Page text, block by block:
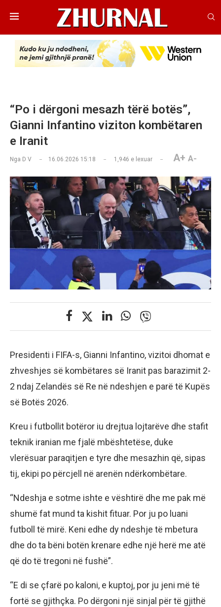
“Po i dërgoni mesazh tërë botës”,
Gianni Infantino viziton kombëtaren
e Iranit
Nga D V 16.06.2026 15:18 1,946 e lexuar A+ A-
Presidenti i FIFA-s, Gianni Infantino, vizitoi dhomat e
zhveshjes së kombëtares së Iranit pas barazimit 2-
2 ndaj Zelandës së Re në ndeshjen e parë të Kupës
së Botës 2026.
Kreu i futbollit botëror iu drejtua lojtarëve dhe stafit
teknik iranian me fjalë mbështetëse, duke
vlerësuar paraqitjen e tyre dhe mesazhin që, sipas
tij, ekipi po përcjell në arenën ndërkombëtare.
“Ndeshja e sotme ishte e vështirë dhe me pak më
shumë fat mund ta kishit fituar. Por ju po luani
futboll të mirë. Keni edhe dy ndeshje të mbetura
dhe do ta bëni botën krenare edhe një herë me atë
që do të tregoni në fushë”.
“E di se çfarë po kaloni, e kuptoj, por ju jeni më të
fortë se gjithçka. Po dërgoni një sinjal për të gjithë